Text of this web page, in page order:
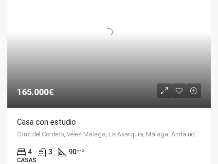
165.000€
Casa con estudio
4 3 90m²
CASAS